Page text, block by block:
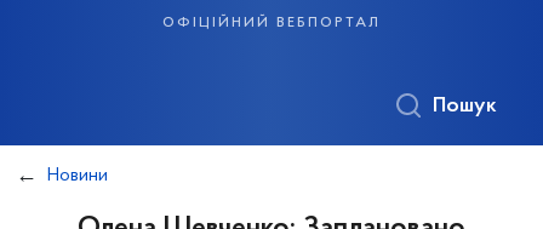
офіційний вебпортал
Пошук
Новини